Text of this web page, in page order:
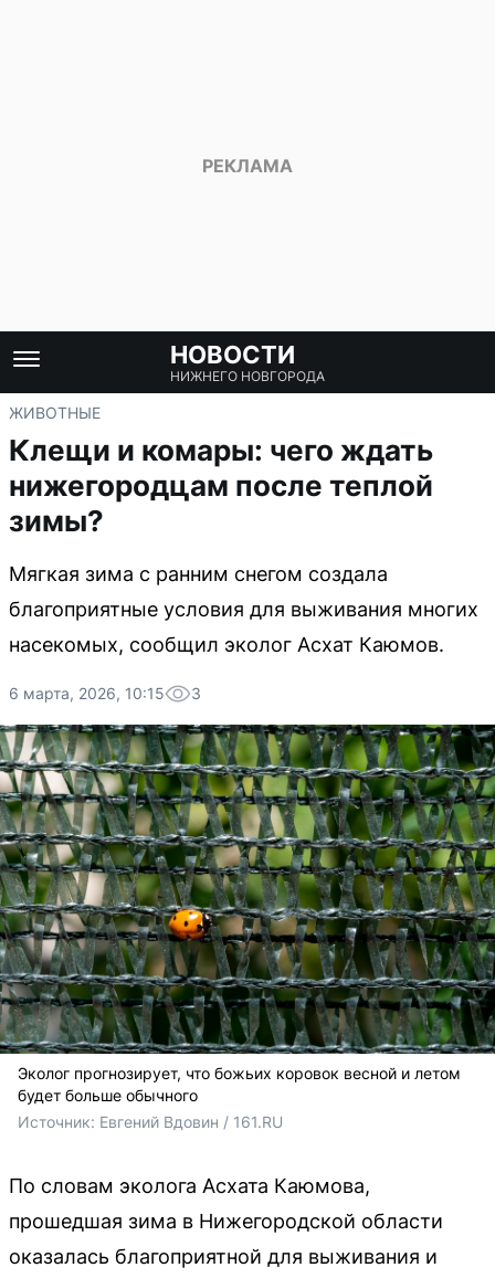
НОВОСТИ
НИЖНЕГО НОВГОРОДА
ЖИВОТНЫЕ
Клещи и комары: чего ждать
нижегородцам после теплой
зимы?
Мягкая зима с ранним снегом создала
благоприятные условия для выживания многих
насекомых, сообщил эколог Асхат Каюмов.
6 марта, 2026, 10:15 3
Эколог прогнозирует, что божьих коровок весной и летом
будет больше обычного
Источник: Евгений Вдовин / 161.RU
По словам эколога Асхата Каюмова,
прошедшая зима в Нижегородской области
оказалась благоприятной для выживания и